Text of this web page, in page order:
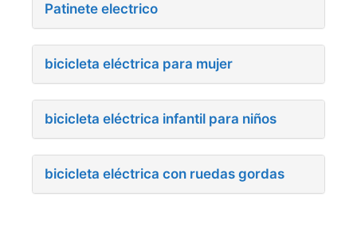
Patinete electrico
bicicleta eléctrica para mujer
bicicleta eléctrica infantil para niños
bicicleta eléctrica con ruedas gordas